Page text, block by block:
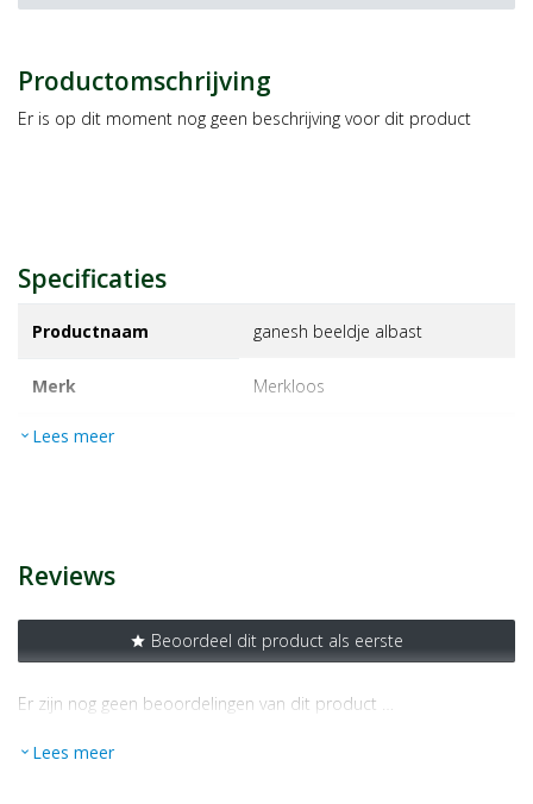
Productomschrijving
Er is op dit moment nog geen beschrijving voor dit product
Specificaties
Productnaam ganesh beeldje albast
Merk merkloos
EAN
expand_more Lees meer
Reviews
star Beoordeel dit product als eerste
Er zijn nog geen beoordelingen van dit product …
expand_more Lees meer